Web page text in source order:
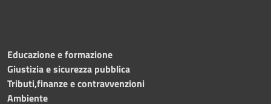
Educazione e formazione
Giustizia e sicurezza pubblica
Tributi,finanze e contravvenzioni
Ambiente